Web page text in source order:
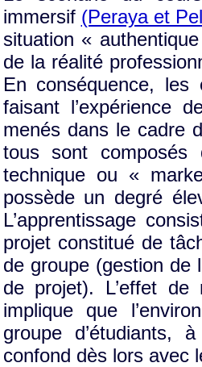
immersif (Peraya et
situation «
de la réalité
En conséquence,
faisant l’expérience
menés dans le cadre
tous sont composés
technique ou «
possède un degré
L’apprentissage
projet constitué de
de groupe (gestion de
de projet). L’effet
implique que
groupe d’étudiants,
confond dès lors avec